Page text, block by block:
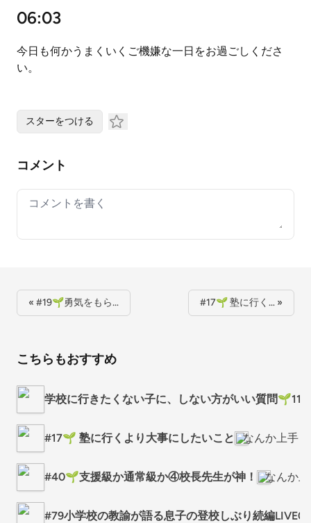
06:03
今日も何かうまくいくご機嫌な一日をお過ごしくださ
い。
スターをつける
コメント
Your comment
« #19🌱勇気をもら… #17🌱 塾に行く… »
こちらもおすすめ
学校に行きたくない子に、しない方がいい質問🌱118
#17🌱 塾に行くより大事にしたいこと なんか上手
#40🌱支援級か通常級か④校長先生が神！ なんか
#79小学校の教諭が語る息子の登校しぶり続編